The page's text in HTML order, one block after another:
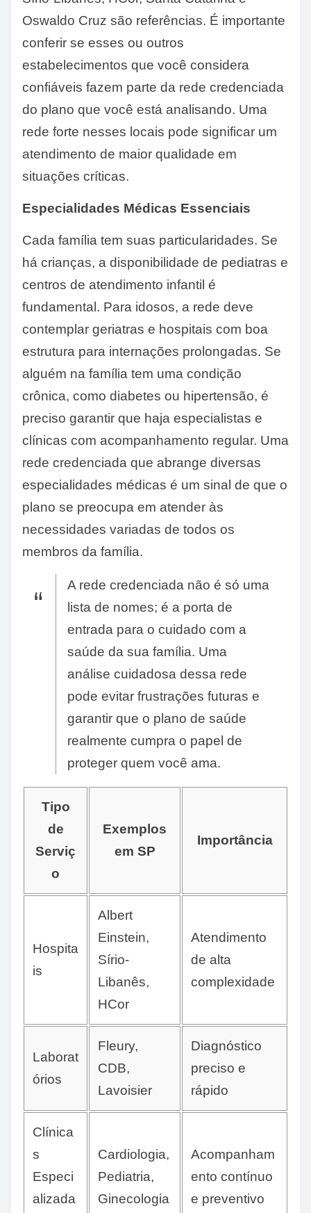
Oswaldo Cruz são referências. É importante
conferir se esses ou outros
estabelecimentos que você considera
confiáveis fazem parte da rede credenciada
do plano que você está analisando. Uma
rede forte nesses locais pode significar um
atendimento de maior qualidade em
situações críticas.
Especialidades Médicas Essenciais
Cada família tem suas particularidades. Se
há crianças, a disponibilidade de pediatras e
centros de atendimento infantil é
fundamental. Para idosos, a rede deve
contemplar geriatras e hospitais com boa
estrutura para internações prolongadas. Se
alguém na família tem uma condição
crônica, como diabetes ou hipertensão, é
preciso garantir que haja especialistas e
clínicas com acompanhamento regular. Uma
rede credenciada que abrange diversas
especialidades médicas é um sinal de que o
plano se preocupa em atender às
necessidades variadas de todos os
membros da família.
A rede credenciada não é só uma
lista de nomes; é a porta de
entrada para o cuidado com a
saúde da sua família. Uma
análise cuidadosa dessa rede
pode evitar frustrações futuras e
garantir que o plano de saúde
realmente cumpra o papel de
proteger quem você ama.
Tipo
de
Serviç
o
Exemplos
em SP
Importância
Hospita
is
Albert
Einstein,
Sírio-
Libanês,
HCor
Atendimento
de alta
complexidade
Laborat
órios
Fleury,
CDB,
Lavoisier
Diagnóstico
preciso e
rápido
Clínica
s
Especi
alizada
Cardiologia,
Pediatria,
Ginecologia
Acompanham
ento contínuo
e preventivo